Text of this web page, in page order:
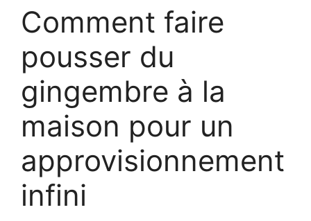
Comment faire
pousser du
gingembre à la
maison pour un
approvisionnement
infini